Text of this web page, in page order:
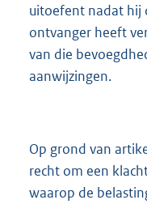
uitoefent nadat hij
ontvanger heeft
van die
aanwijzingen.
Op grond van
recht om een
waarop de